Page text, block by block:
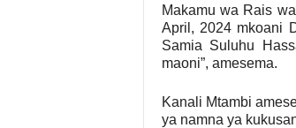
Makamu wa Rais
April, 2024 mkoani
Samia Suluhu
maoni”, amesema.
Kanali Mtambi
ya namna ya